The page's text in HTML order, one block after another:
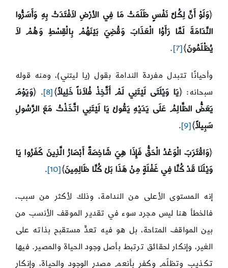
﴿وَلَوْ أَنَّ لِكُلِّ نَفْسٍ ظَلَمَتْ مَا فِي الأرْضِ لاَفْتَدَتْ بِهِ وَأَسَرُّوا
النَّدَامَةَ لَمَّا رَأَوُا الْعَذَابَ وَقُضِيَ بَيْنَهُمْ بِالْقِسْطِ وَهُمْ لاَ
يُظْلَمُونَ﴾ [7]
.
وأحيانًا تتبدل مفردة الندامة بقول (يا ليتني)، ومنه قوله
سبحانه: ﴿يَا وَيْلَتَى لَيْتَنِي لَمْ أَتَّخِذْ فُلاَناً خَلِيلاً﴾ [8] . ﴿وَيَوْمَ
يَعَضُّ الظَّالِمُ عَلَى يَدَيْهِ يَقُولُ يَا لَيْتَنِي اتَّخَذْتُ مَعَ الرَّسُولِ
سَبِيلاً﴾ [9]
.
﴿وَاقْتَرَبَ الْوَعْدُ الْحَقُّ فَإِذَا هِيَ شَاخِصَةٌ أَبْصَارُ الَّذِينَ كَفَرُوا يَا
وَيْلَنَا قَدْ كُنَّا فِي غَفْلَةٍ مِنْ هَذَا بَلْ كُنَّا ظَالِمِينَ﴾ [10]
.
إنه المستوى الأعلى من الندامة، وذلك لأكثر من سبب،
فالخطأ هنا ليس مجرد سوء في تقدير الموقف الأنسب من
بين المواقف المتاحة، بل هو فيه تعدٍّ مستقبح بذاته على
الغير، وإنكار لحقائق ترتبط بأصل وجود الحياة والمصير. فيها
تكذيب وتظلّم وكفر بأنعم مصدر الوجود والحياة، وإنكار